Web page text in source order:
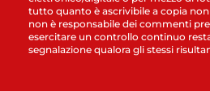
tutto quanto è ascrivibile a copia
non è responsabile dei commenti
esercitare un controllo continuo
segnalazione qualora gli stessi